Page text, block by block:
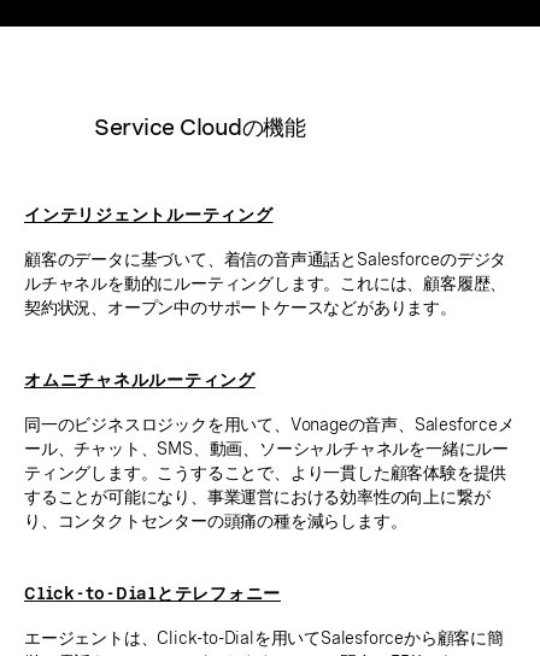
Service Cloudの機能
インテリジェントルーティング
顧客のデータに基づいて、着信の音声通話とSalesforceのデジタ
ルチャネルを動的にルーティングします。これには、顧客履歴、
契約状況、オープン中のサポートケースなどがあります。
オムニチャネルルーティング
同一のビジネスロジックを用いて、Vonageの音声、Salesforceメ
ール、チャット、SMS、動画、ソーシャルチャネルを一緒にルー
ティングします。こうすることで、より一貫した顧客体験を提供
することが可能になり、事業運営における効率性の向上に繋が
り、コンタクトセンターの頭痛の種を減らします。
Click-to-Dialとテレフォニー
エージェントは、Click-to-Dialを用いてSalesforceから顧客に簡